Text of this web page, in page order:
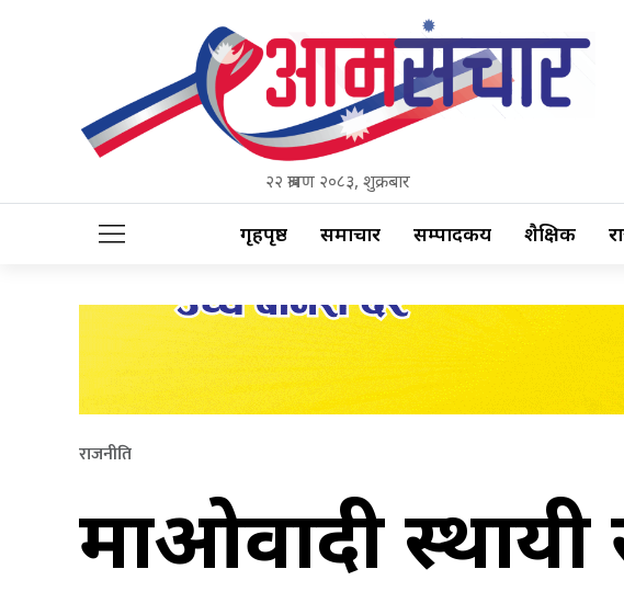
२२ श्रावण २०८३, शुक्रबार
गृहपृष्ठ समाचार सम्पादकीय शैक्षिक
राजनीति
माओवादी